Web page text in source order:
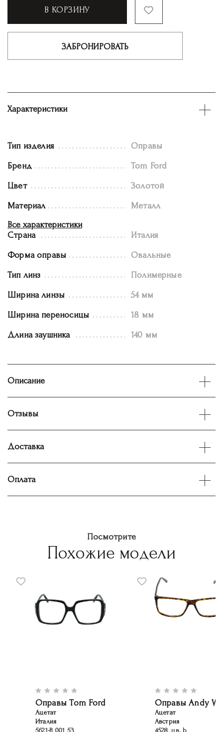
В КОРЗИНУ
ЗАБРОНИРОВАТЬ
Характеристики
Тип изделия Оправы
Бренд Tom Ford
Цвет Золотой
Материал
Металл
Все характеристики
Страна
Италия
Форма оправы Овальные
Тип линз Полимерные
Ширина линзы 54 мм
Ширина переносицы 18 мм
Длина заушника 140 мм
Описание
Отзывы
Доставка
Оплата
Посмотрите
Похожие модели
Оправы Tom Ford
Ацетат
Италия
5621-B 001 53
Оправы Andy
Ацетат
Австрия
4528, цв. b